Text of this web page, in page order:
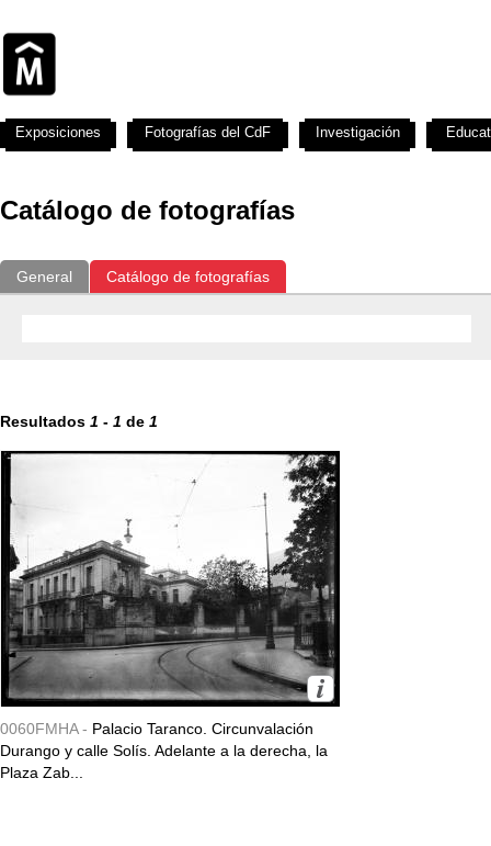
Catálogo de fotografías
General Catálogo de fotografías
Resultados 1 - 1 de 1
0060FMHA - Palacio Taranco. Circunvalación
Durango y calle Solís. Adelante a la derecha, la
Plaza Zab...
Exposiciones Fotografías del CdF Investigación